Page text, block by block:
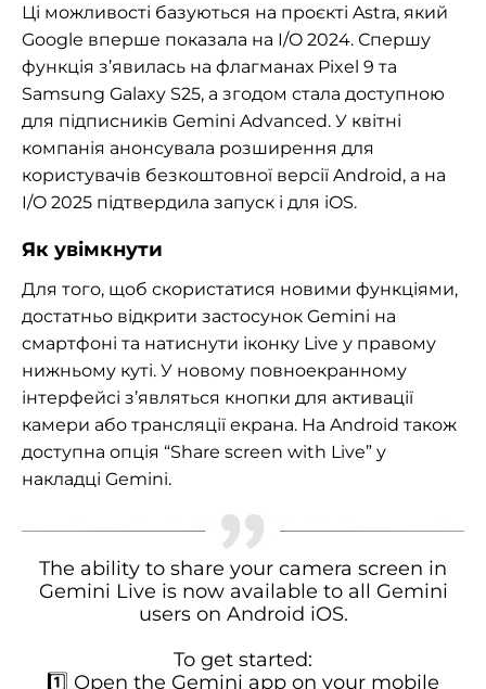
Ці можливості базуються на проєкті Astra, який
Google вперше показала на I/O 2024. Спершу
функція з’явилась на флагманах Pixel 9 та
Samsung Galaxy S25, а згодом стала доступною
для підписників Gemini Advanced. У квітні
компанія анонсувала розширення для
користувачів безкоштовної версії Android, а на
I/O 2025 підтвердила запуск і для iOS.
Як увімкнути
Для того, щоб скористатися новими функціями,
достатньо відкрити застосунок Gemini на
смартфоні та натиснути іконку Live у правому
нижньому куті. У новому повноекранному
інтерфейсі з’являться кнопки для активації
камери або трансляції екрана. На Android також
доступна опція “Share screen with Live” у
накладці Gemini.
The ability to share your camera screen in
Gemini Live is now available to all Gemini
users on Android iOS.
To get started:
1️⃣ Open the Gemini app on your mobile